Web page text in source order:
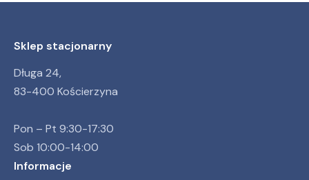
Sklep stacjonarny
Długa 24,
83-400 Kościerzyna
Pon – Pt 9:30-17:30
Sob 10:00-14:00
Informacje